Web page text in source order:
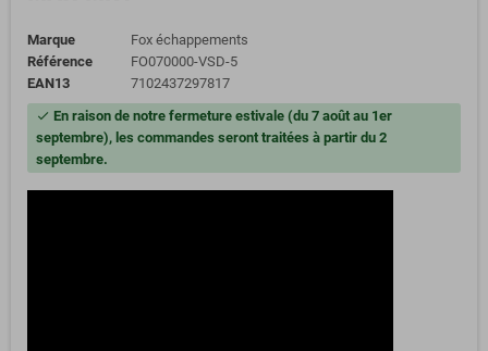
Marque
Fox échappements
Référence
FO070000-VSD-5
EAN13
7102437297817
check En raison de notre fermeture estivale (du 7 août au 1er
septembre), les commandes seront traitées à partir du 2
septembre.